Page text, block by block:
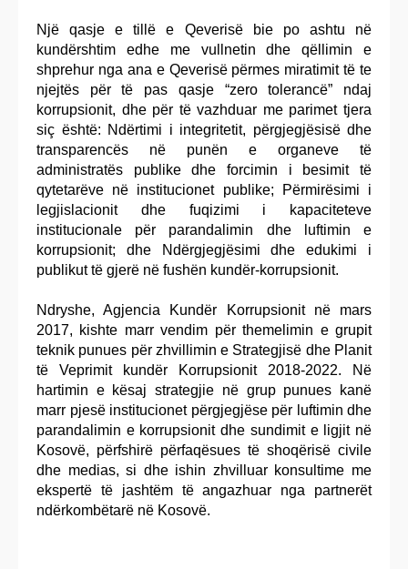
Një qasje e tillë e Qeverisë bie po ashtu në
kundërshtim edhe me vullnetin dhe qëllimin e
shprehur nga ana e Qeverisë përmes miratimit të te
njejtës për të pas qasje “zero tolerancë” ndaj
korrupsionit, dhe për të vazhduar me parimet tjera
siç është: Ndërtimi i integritetit, përgjegjësisë dhe
transparencës në punën e organeve të
administratës publike dhe forcimin i besimit të
qytetarëve në institucionet publike; Përmirësimi i
legjislacionit dhe fuqizimi i kapaciteteve
institucionale për parandalimin dhe luftimin e
korrupsionit; dhe Ndërgjegjësimi dhe edukimi i
publikut të gjerë në fushën kundër-korrupsionit.
Ndryshe, Agjencia Kundër Korrupsionit në mars
2017, kishte marr vendim për themelimin e grupit
teknik punues për zhvillimin e Strategjisë dhe Planit
të Veprimit kundër Korrupsionit 2018-2022. Në
hartimin e kësaj strategjie në grup punues kanë
marr pjesë institucionet përgjegjëse për luftimin dhe
parandalimin e korrupsionit dhe sundimit e ligjit në
Kosovë, përfshirë përfaqësues të shoqërisë civile
dhe medias, si dhe ishin zhvilluar konsultime me
ekspertë të jashtëm të angazhuar nga partnerët
ndërkombëtarë në Kosovë.